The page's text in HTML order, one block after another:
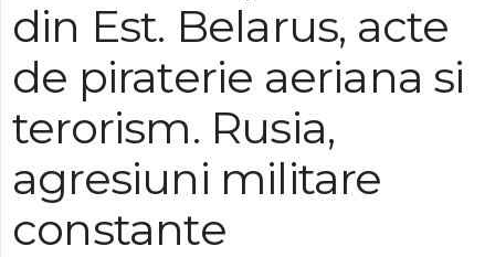
din Est. Belarus, acte
de piraterie aeriana si
terorism. Rusia,
agresiuni militare
constante